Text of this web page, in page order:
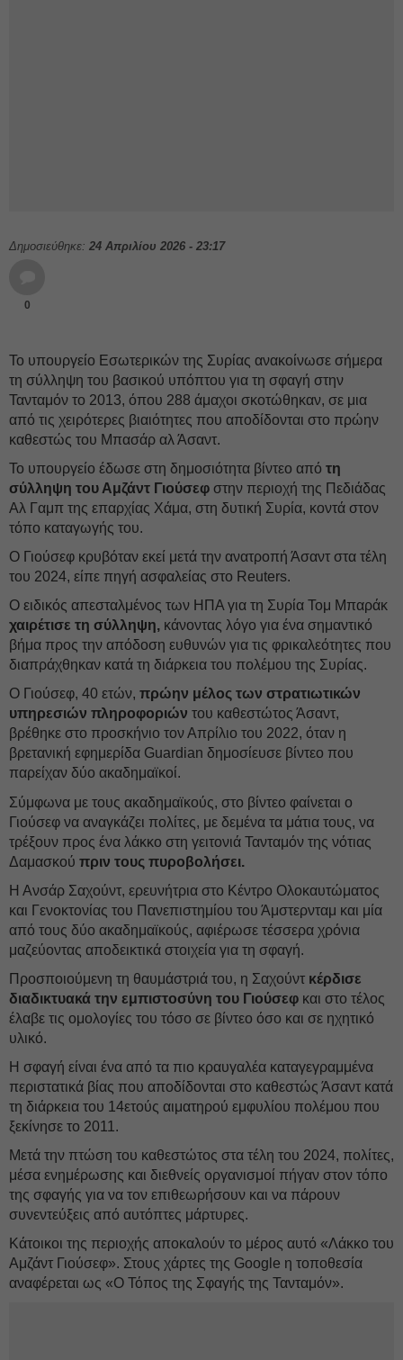
Δημοσιεύθηκε: 24 Απριλίου 2026 - 23:17
0
Το υπουργείο Εσωτερικών της Συρίας ανακοίνωσε σήμερα
τη σύλληψη του βασικού υπόπτου για τη σφαγή στην
Τανταμόν το 2013, όπου 288 άμαχοι σκοτώθηκαν, σε μια
από τις χειρότερες βιαιότητες που αποδίδονται στο πρώην
καθεστώς του Μπασάρ αλ Άσαντ.
Το υπουργείο έδωσε στη δημοσιότητα βίντεο από τη
σύλληψη του Αμζάντ Γιούσεφ στην περιοχή της Πεδιάδας
Αλ Γαμπ της επαρχίας Χάμα, στη δυτική Συρία, κοντά στον
τόπο καταγωγής του.
Ο Γιούσεφ κρυβόταν εκεί μετά την ανατροπή Άσαντ στα τέλη
του 2024, είπε πηγή ασφαλείας στο Reuters.
Ο ειδικός απεσταλμένος των ΗΠΑ για τη Συρία Τομ Μπαράκ
χαιρέτισε τη σύλληψη, κάνοντας λόγο για ένα σημαντικό
βήμα προς την απόδοση ευθυνών για τις φρικαλεότητες που
διαπράχθηκαν κατά τη διάρκεια του πολέμου της Συρίας.
Ο Γιούσεφ, 40 ετών, πρώην μέλος των στρατιωτικών
υπηρεσιών πληροφοριών του καθεστώτος Άσαντ,
βρέθηκε στο προσκήνιο τον Απρίλιο του 2022, όταν η
βρετανική εφημερίδα Guardian δημοσίευσε βίντεο που
παρείχαν δύο ακαδημαϊκοί.
Σύμφωνα με τους ακαδημαϊκούς, στο βίντεο φαίνεται ο
Γιούσεφ να αναγκάζει πολίτες, με δεμένα τα μάτια τους, να
τρέξουν προς ένα λάκκο στη γειτονιά Τανταμόν της νότιας
Δαμασκού πριν τους πυροβολήσει.
Η Ανσάρ Σαχούντ, ερευνήτρια στο Κέντρο Ολοκαυτώματος
και Γενοκτονίας του Πανεπιστημίου του Άμστερνταμ και μία
από τους δύο ακαδημαϊκούς, αφιέρωσε τέσσερα χρόνια
μαζεύοντας αποδεικτικά στοιχεία για τη σφαγή.
Προσποιούμενη τη θαυμάστριά του, η Σαχούντ κέρδισε
διαδικτυακά την εμπιστοσύνη του Γιούσεφ και στο τέλος
έλαβε τις ομολογίες του τόσο σε βίντεο όσο και σε ηχητικό
υλικό.
Η σφαγή είναι ένα από τα πιο κραυγαλέα καταγεγραμμένα
περιστατικά βίας που αποδίδονται στο καθεστώς Άσαντ κατά
τη διάρκεια του 14ετούς αιματηρού εμφυλίου πολέμου που
ξεκίνησε το 2011.
Μετά την πτώση του καθεστώτος στα τέλη του 2024, πολίτες,
μέσα ενημέρωσης και διεθνείς οργανισμοί πήγαν στον τόπο
της σφαγής για να τον επιθεωρήσουν και να πάρουν
συνεντεύξεις από αυτόπτες μάρτυρες.
Κάτοικοι της περιοχής αποκαλούν το μέρος αυτό «Λάκκο του
Αμζάντ Γιούσεφ». Στους χάρτες της Google η τοποθεσία
αναφέρεται ως «Ο Τόπος της Σφαγής της Τανταμόν».